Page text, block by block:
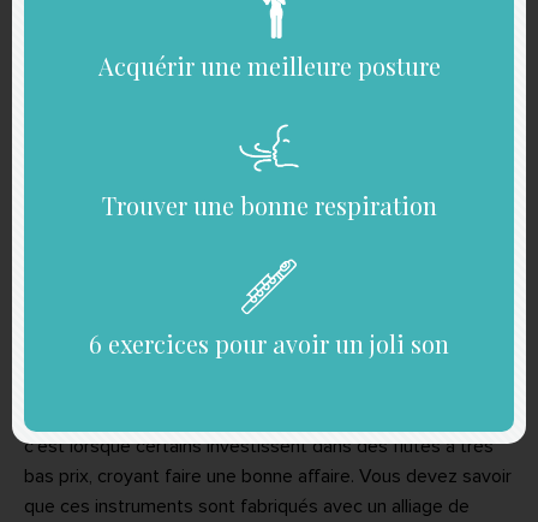
intonation. Je vous mets le lien d’un article spécial sur le
jouer juste avec ma flûte
F comme Flûte
Pour avoir une bonne progression, il est très important de
un instrument de qualité
flûtistes débutants. Quand vous débutez, vous ne savez
investir au départ. C’est normal. Là où le problème survient,
c’est lorsque certains investissent dans des flûtes à très
bas prix, croyant faire une bonne affaire. Vous devez savoir
que ces instruments sont fabriqués avec un alliage de
Acquérir une meilleure posture
Trouver une bonne respiration
6 exercices pour avoir un joli son